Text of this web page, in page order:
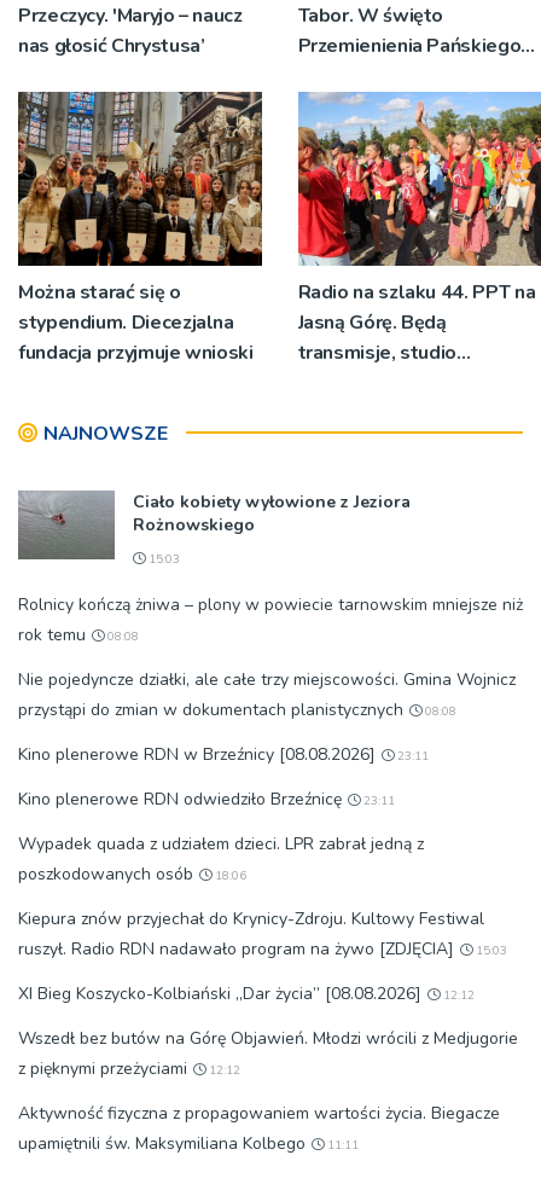
Przeczycy. 'Maryjo – naucz
nas głosić Chrystusa’
Tabor. W święto
Przemienienia Pańskiego
znaczeniu Sakramentów
[ZDJĘCIA]
Można starać się o
stypendium. Diecezjalna
fundacja przyjmuje wnioski
Radio na szlaku 44. PPT na
Jasną Górę. Będą
transmisje, studio
NAJNOWSZE
Ciało kobiety wyłowione z Jeziora
Rożnowskiego
15:03
Rolnicy kończą żniwa – plony w powiecie tarnowskim mniejsze niż
rok temu
08:08
Nie pojedyncze działki, ale całe trzy miejscowości. Gmina Wojnicz
przystąpi do zmian w dokumentach planistycznych
08:08
Kino plenerowe RDN w Brzeźnicy [08.08.2026] 23:11
Kino plenerowe RDN odwiedziło Brzeźnicę 23:11
Wypadek quada z udziałem dzieci. LPR zabrał jedną z
poszkodowanych osób
18:06
Kiepura znów przyjechał do Krynicy-Zdroju. Kultowy Festiwal
ruszył. Radio RDN nadawało program na żywo [ZDJĘCIA]
15:03
XI Bieg Koszycko-Kolbiański „Dar życia” [08.08.2026] 12:12
Wszedł bez butów na Górę Objawień. Młodzi wrócili z Medjugorie
z pięknymi przeżyciami
12:12
Aktywność fizyczna z propagowaniem wartości życia. Biegacze
upamiętnili św. Maksymiliana Kolbego
11:11